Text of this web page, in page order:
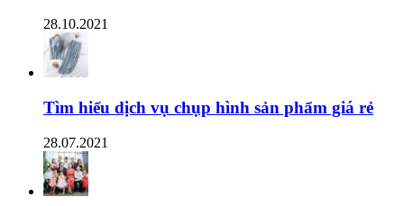
28.10.2021
Tìm hiểu dịch vụ chụp hình sản phẩm giá rẻ
28.07.2021